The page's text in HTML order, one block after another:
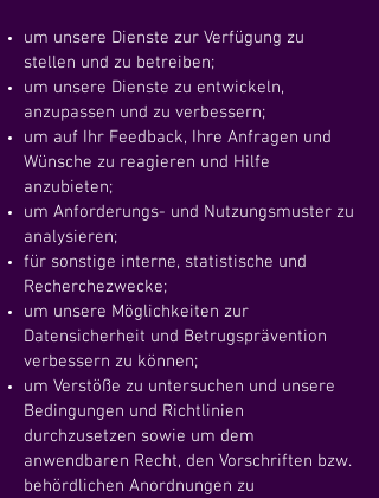
um unsere Dienste zur Verfügung zu
stellen und zu betreiben;
um unsere Dienste zu entwickeln,
anzupassen und zu verbessern;
um auf Ihr Feedback, Ihre Anfragen und
Wünsche zu reagieren und Hilfe
anzubieten;
um Anforderungs- und Nutzungsmuster zu
analysieren;
für sonstige interne, statistische und
Recherchezwecke;
um unsere Möglichkeiten zur
Datensicherheit und Betrugsprävention
verbessern zu können;
um Verstöße zu untersuchen und unsere
Bedingungen und Richtlinien
durchzusetzen sowie um dem
anwendbaren Recht, den Vorschriften bzw.
behördlichen Anordnungen zu